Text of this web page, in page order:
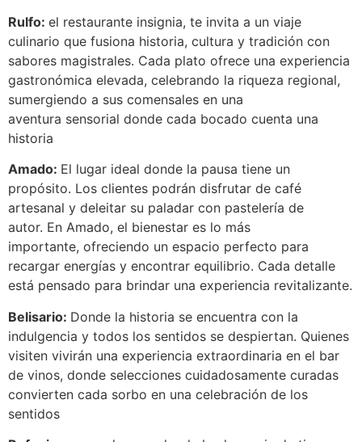
Rulfo: el restaurante insignia, te invita a un viaje
culinario que fusiona historia, cultura y tradición con
sabores magistrales. Cada plato ofrece una experiencia
gastronómica elevada, celebrando la riqueza regional,
sumergiendo a sus comensales en una
aventura sensorial donde cada bocado cuenta una
historia
Amado: El lugar ideal donde la pausa tiene un
propósito. Los clientes podrán disfrutar de café
artesanal y deleitar su paladar con pastelería de
autor. En Amado, el bienestar es lo más
importante, ofreciendo un espacio perfecto para
recargar energías y encontrar equilibrio. Cada detalle
está pensado para brindar una experiencia revitalizante.
Belisario: Donde la historia se encuentra con la
indulgencia y todos los sentidos se despiertan. Quienes
visiten vivirán una experiencia extraordinaria en el bar
de vinos, donde selecciones cuidadosamente curadas
convierten cada sorbo en una celebración de los
sentidos